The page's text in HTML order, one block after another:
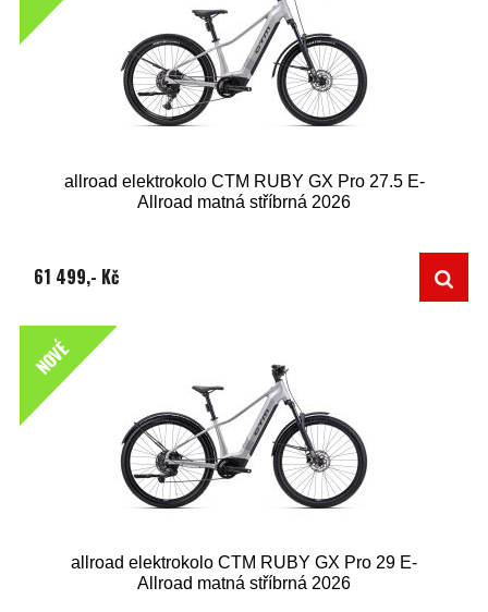
allroad elektrokolo CTM RUBY GX Pro 27.5 E-
Allroad matná stříbrná 2026
61 499,- Kč
NOVÉ
allroad elektrokolo CTM RUBY GX Pro 29 E-
Allroad matná stříbrná 2026